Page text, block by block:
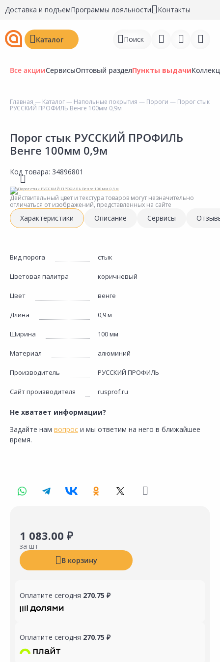
Доставка и подъемПрограммы лояльности Контакты
Каталог Поиск
Регистрация
Перейти к сравнению
Избранное
Недавно просмотренные
товары
Все акцииСервисыОптовый разделПункты выдачи
Главная — Каталог— Напольные покрытия — Пороги — Порог стык
РУССКИЙ ПРОФИЛЬ Венге 100мм 0,9м
Порог стык РУССКИЙ ПРОФИЛЬ
Венге 100мм 0,9м
Код товара: 34896801
Действительный цвет и текстура товаров могут незначительно
отличаться от изображений, представленных на сайте
Характеристики Описание Сервисы
Вид порога стык
Цветовая палитра коричневый
Цвет венге
Длина 0,9 м
Ширина 100 мм
Материал алюминий
Производитель РУССКИЙ ПРОФИЛЬ
Сайт производителя rusprof.ru
Не хватает информации?
Задайте нам вопрос и мы ответим на него в ближайшее
время.
1 083.00 ₽
за шт
В корзину
Оплатите сегодня 270.75 ₽
Оплатите сегодня 270.75 ₽